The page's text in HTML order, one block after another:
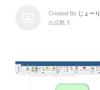
Created By じょーり
出品数 5